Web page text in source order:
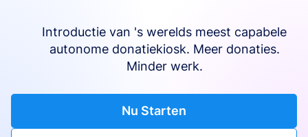
Introductie van 's werelds meest capabele
autonome donatiekiosk. Meer donaties.
Minder werk.
Nu Starten